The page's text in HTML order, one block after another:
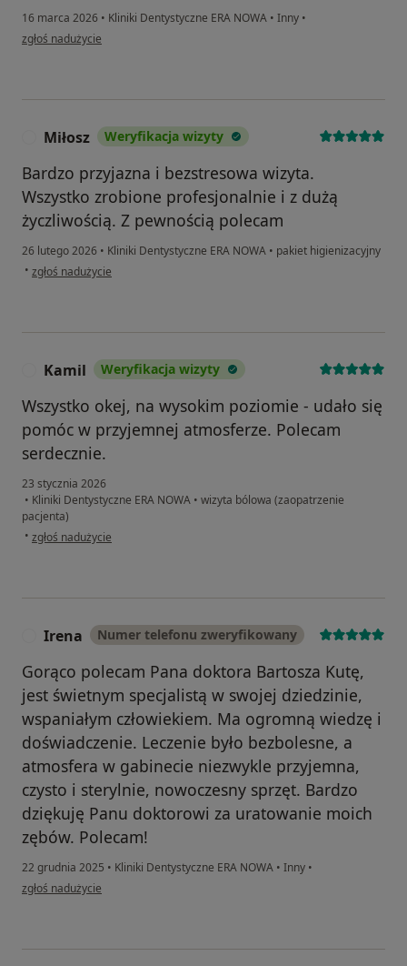
16 marca 2026 • Kliniki Dentystyczne ERA NOWA • Inny •
w opinii użytkownika MK
zgłoś nadużycie
Miłosz Weryfikacja wizyty
Bardzo przyjazna i bezstresowa wizyta.
Wszystko zrobione profesjonalnie i z dużą
życzliwością. Z pewnością polecam
26 lutego 2026 • Kliniki Dentystyczne ERA NOWA • pakiet higienizacyjny
• w opinii użytkownika Miłosz
zgłoś nadużycie
Kamil Weryfikacja wizyty
Wszystko okej, na wysokim poziomie - udało się
pomóc w przyjemnej atmosferze. Polecam
serdecznie.
23 stycznia 2026
• Kliniki Dentystyczne ERA NOWA • wizyta bólowa (zaopatrzenie
pacjenta)
• w opinii użytkownika Kamil
zgłoś nadużycie
Irena Numer telefonu zweryfikowany
Gorąco polecam Pana doktora Bartosza Kutę,
jest świetnym specjalistą w swojej dziedzinie,
wspaniałym człowiekiem. Ma ogromną wiedzę i
doświadczenie. Leczenie było bezbolesne, a
atmosfera w gabinecie niezwykle przyjemna,
czysto i sterylnie, nowoczesny sprzęt. Bardzo
dziękuję Panu doktorowi za uratowanie moich
zębów. Polecam!
22 grudnia 2025 • Kliniki Dentystyczne ERA NOWA • Inny •
w opinii użytkownika Irena
zgłoś nadużycie